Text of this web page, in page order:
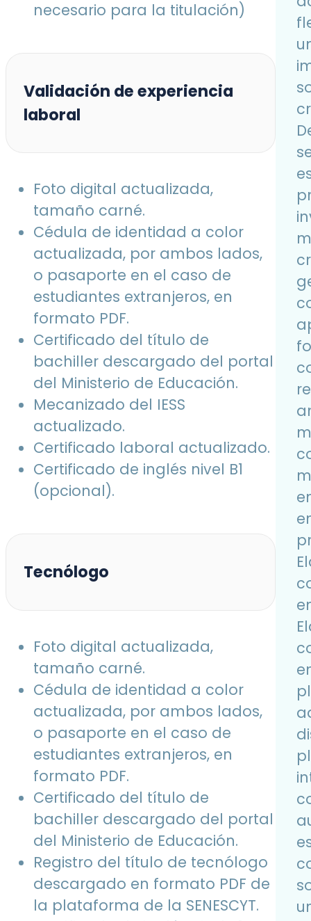
necesario para la titulación)
Validación de experiencia
laboral
Foto digital actualizada,
tamaño carné.
Cédula de identidad a color
actualizada, por ambos lados,
o pasaporte en el caso de
estudiantes extranjeros, en
formato PDF.
Certificado del título de
bachiller descargado del portal
del Ministerio de Educación.
Mecanizado del IESS
actualizado.
Certificado laboral actualizado.
Certificado de inglés nivel B1
(opcional).
Tecnólogo
Foto digital actualizada,
tamaño carné.
Cédula de identidad a color
actualizada, por ambos lados,
o pasaporte en el caso de
estudiantes extranjeros, en
formato PDF.
Certificado del título de
bachiller descargado del portal
del Ministerio de Educación.
Registro del título de tecnólogo
descargado en formato PDF de
la plataforma de la SENESCYT.